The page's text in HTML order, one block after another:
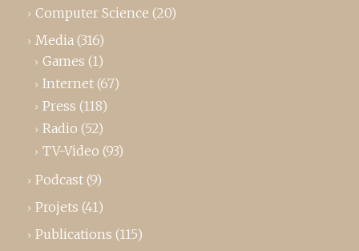
Computer Science (20)
Media (316)
Games (1)
Internet (67)
Press (118)
Radio (52)
TV-Video (93)
Podcast (9)
Projets (41)
Publications (115)